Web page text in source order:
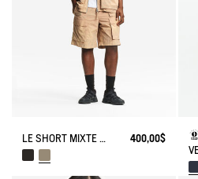
LE SHORT MIXTE DE PÊCHEUR UV-C® AIGLE EXPERIENCE BY ÉTUDES
400,00$